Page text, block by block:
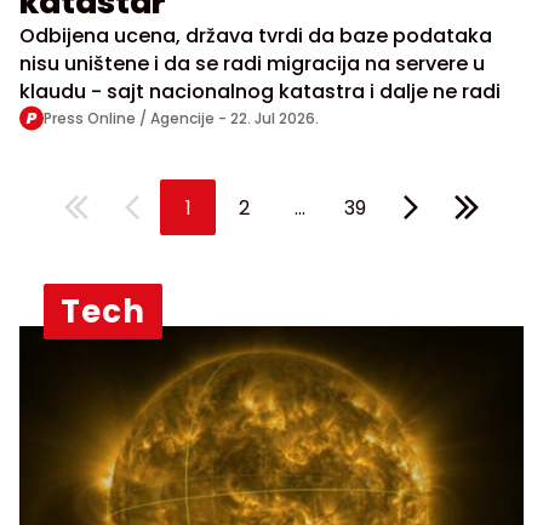
Odbijena ucena, država tvrdi da baze podataka
nisu uništene i da se radi migracija na servere u
klaudu - sajt nacionalnog katastra i dalje ne radi
Press Online / Agencije - 22. Jul 2026.
1 2 ... 39
Tech